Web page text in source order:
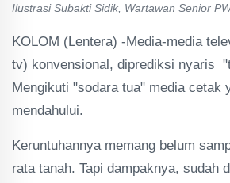
Ilustrasi Subakti Sidik, Wartawan Senior
KOLOM (Lentera) -Media-media
tv) konvensional, diprediksi nyaris
Mengikuti "sodara tua" media cetak
mendahului.
Keruntuhannya memang belum
rata tanah. Tapi dampaknya, sudah